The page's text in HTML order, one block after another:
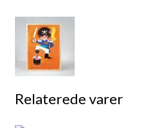
Relaterede varer